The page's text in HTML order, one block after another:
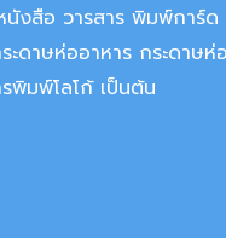
งสือ วารสาร พิมพ์การ์ด
ดาษห่ออาหาร กระดาษห่
พิมพ์โลโก้ เป็นต้น